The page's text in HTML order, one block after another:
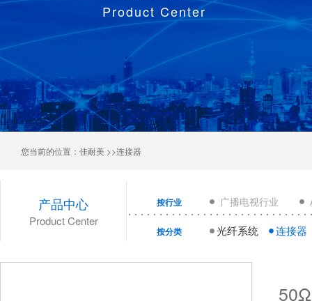
Product Center
您当前的位置： 佳耐美 >>连接器
产品中心
Product Center
按行业 广播电视行业
按分类 光纤系统 连接器